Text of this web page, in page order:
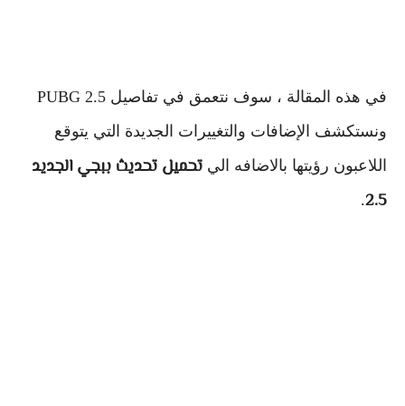
في هذه المقالة ، سوف نتعمق في تفاصيل PUBG 2.5
ونستكشف الإضافات والتغييرات الجديدة التي يتوقع
اللاعبون رؤيتها بالاضافه الي تحميل تحديث ببجي الجديد
2.5
.